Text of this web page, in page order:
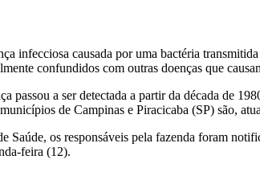
infecciosa causada por uma bactéria
confundidos com outras doenças que
passou a ser detectada a partir da década de
de Campinas e Piracicaba (SP) são,
Saúde, os responsáveis pela fazenda foram
feira (12).